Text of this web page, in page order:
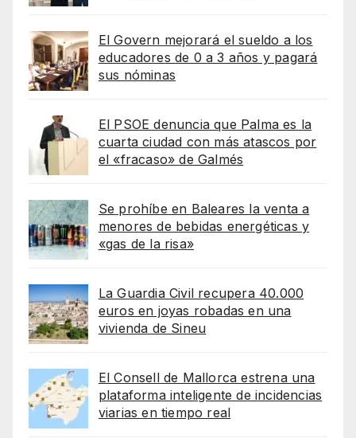
El Govern mejorará el sueldo a los
educadores de 0 a 3 años y pagará
sus nóminas
El PSOE denuncia que Palma es la
cuarta ciudad con más atascos por
el «fracaso» de Galmés
Se prohíbe en Baleares la venta a
menores de bebidas energéticas y
«gas de la risa»
La Guardia Civil recupera 40.000
euros en joyas robadas en una
vivienda de Sineu
El Consell de Mallorca estrena una
plataforma inteligente de incidencias
viarias en tiempo real